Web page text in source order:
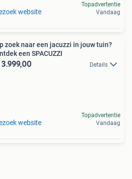
website
Topadvertentie
Vandaag
zoek naar een jacuzzi in jouw tuin?
een SPACUZZI
Details
website
Topadvertentie
Vandaag